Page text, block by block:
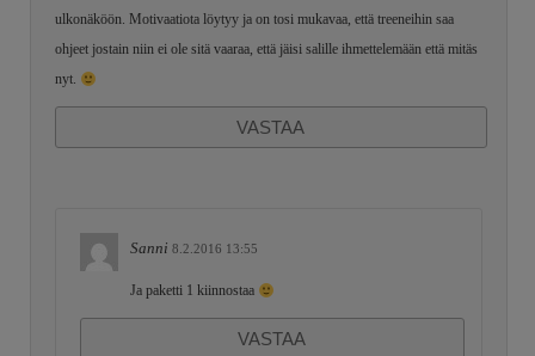
ulkonäköön. Motivaatiota löytyy ja on tosi mukavaa, että treeneihin saa
ohjeet jostain niin ei ole sitä vaaraa, että jäisi salille ihmettelemään että mitäs
nyt.
VASTAA
Sanni 8.2.2016 13:55
Ja paketti 1 kiinnostaa
VASTAA